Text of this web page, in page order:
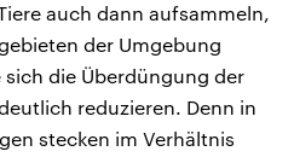
auch dann aufsammeln,
der Umgebung
die Überdüngung der
reduzieren. Denn in
stecken im Verhältnis